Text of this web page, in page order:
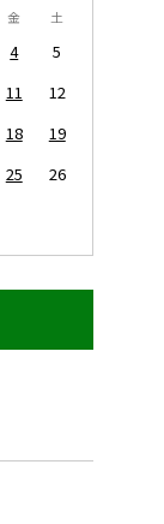
金 土
4
5
11
12
18
19
25
26